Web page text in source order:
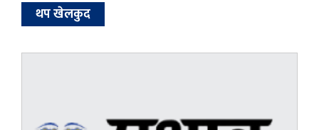
थप खेलकुद